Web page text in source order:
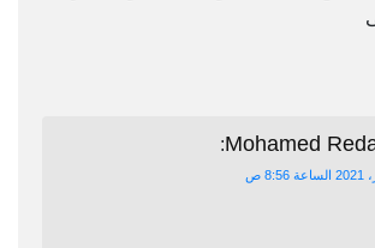
Mohamed
: